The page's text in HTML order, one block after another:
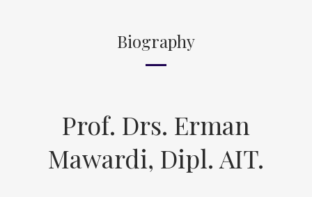
Biography
Prof. Drs. Erman
Mawardi, Dipl. AIT.